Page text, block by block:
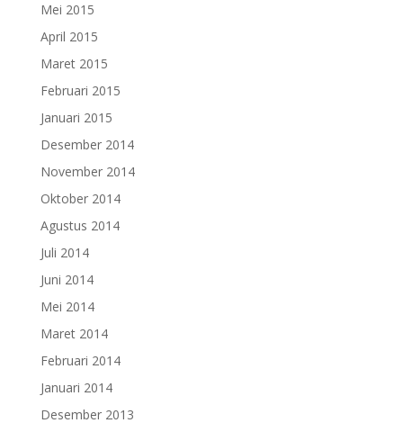
Mei 2015
April 2015
Maret 2015
Februari 2015
Januari 2015
Desember 2014
November 2014
Oktober 2014
Agustus 2014
Juli 2014
Juni 2014
Mei 2014
Maret 2014
Februari 2014
Januari 2014
Desember 2013